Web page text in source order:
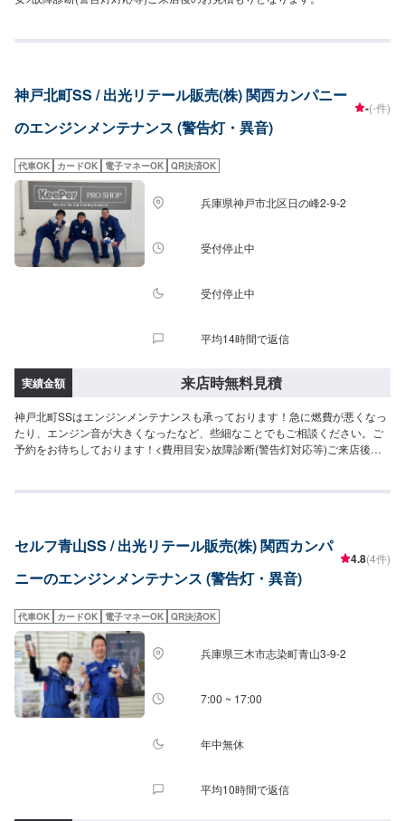
神戸北町SS / 出光リテール販売(株) 関西カンパニー
のエンジンメンテナンス (警告灯・異音)
-(-件)
代車OK カードOK 電子マネーOK QR決済OK
兵庫県神戸市北区日の峰2-9-2
受付停止中
受付停止中
平均14時間で返信
実績金額 来店時無料見積
神戸北町SSはエンジンメンテナンスも承っております！急に燃費が悪くなっ
たり、エンジン音が大きくなったなど、些細なことでもご相談ください。ご
予約をお待ちしております！<費用目安>故障診断(警告灯対応等)ご来店後の
セルフ青山SS / 出光リテール販売(株) 関西カンパ
ニーのエンジンメンテナンス (警告灯・異音)
4.8(4件)
代車OK カードOK 電子マネーOK QR決済OK
兵庫県三木市志染町青山3-9-2
7:00 ~ 17:00
年中無休
平均10時間で返信